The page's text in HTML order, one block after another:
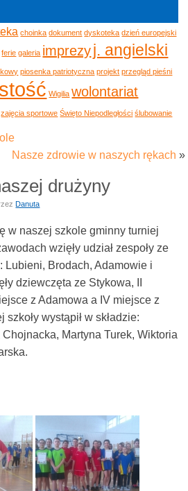
choinka dokument dyskoteka dzień europejski
ferie galeria imprezyj. angielski
piosenka patriotyczna projekt przegląd pieśni
Wigilia wolontariat
zajęcia sportowe Święto Niepodległości ślubowanie
Nasze zdrowie w naszych rękach »
drużyny
Danuta
w naszej szkole gminny turniej
wzięły udział zespoły ze
Lubieni, Brodach, Adamowie i
dziewczęta ze Stykowa, II
z Adamowa a IV miejsce z
szkoły wystąpił w składzie:
Martyna Turek, Wiktoria